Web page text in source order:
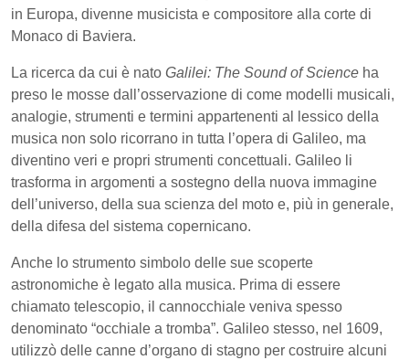
in Europa, divenne musicista e compositore alla corte di
Monaco di Baviera.
La ricerca da cui è nato Galilei: The Sound of Science ha
preso le mosse dall’osservazione di come modelli musicali,
analogie, strumenti e termini appartenenti al lessico della
musica non solo ricorrano in tutta l’opera di Galileo, ma
diventino veri e propri strumenti concettuali. Galileo li
trasforma in argomenti a sostegno della nuova immagine
dell’universo, della sua scienza del moto e, più in generale,
della difesa del sistema copernicano.
Anche lo strumento simbolo delle sue scoperte
astronomiche è legato alla musica. Prima di essere
chiamato telescopio, il cannocchiale veniva spesso
denominato “occhiale a tromba”. Galileo stesso, nel 1609,
utilizzò delle canne d’organo di stagno per costruire alcuni